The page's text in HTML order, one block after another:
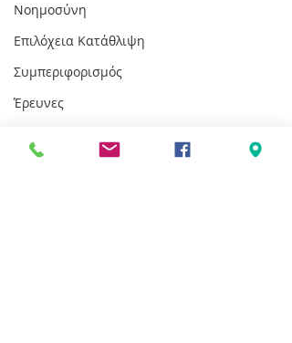
Νοημοσύνη
Επιλόχεια Κατάθλιψη
Συμπεριφορισμός
Έρευνες